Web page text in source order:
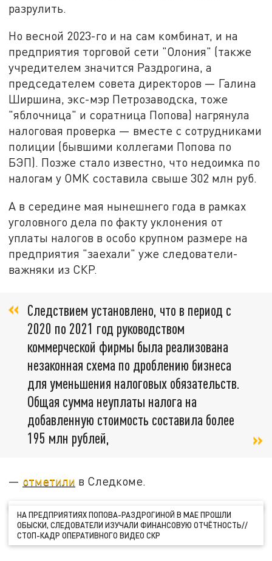
разрулить.
Но весной 2023-го и на сам комбинат, и на
предприятия торговой сети "Олония" (также
учредителем значится Раздрогина, а
председателем совета директоров — Галина
Ширшина, экс-мэр Петрозаводска, тоже
"яблочница" и соратница Попова) нагрянула
налоговая проверка — вместе с сотрудниками
полиции (бывшими коллегами Попова по
БЭП). Позже стало известно, что недоимка по
налогам у ОМК составила свыше 302 млн руб.
А в середине мая нынешнего года в рамках
уголовного дела по факту уклонения от
уплаты налогов в особо крупном размере на
предприятия "заехали" уже следователи-
важняки из СКР.
Следствием установлено, что в период с
2020 по 2021 год руководством
коммерческой фирмы была реализована
незаконная схема по дроблению бизнеса
для уменьшения налоговых обязательств.
Общая сумма неуплаты налога на
добавленную стоимость составила более
195 млн рублей,
— отметили в Следкоме.
НА ПРЕДПРИЯТИЯХ ПОПОВА-РАЗДРОГИНОЙ В МАЕ ПРОШЛИ
ОБЫСКИ, СЛЕДОВАТЕЛИ ИЗУЧАЛИ ФИНАНСОВУЮ ОТЧЁТНОСТЬ//
СТОП-КАДР ОПЕРАТИВНОГО ВИДЕО СКР